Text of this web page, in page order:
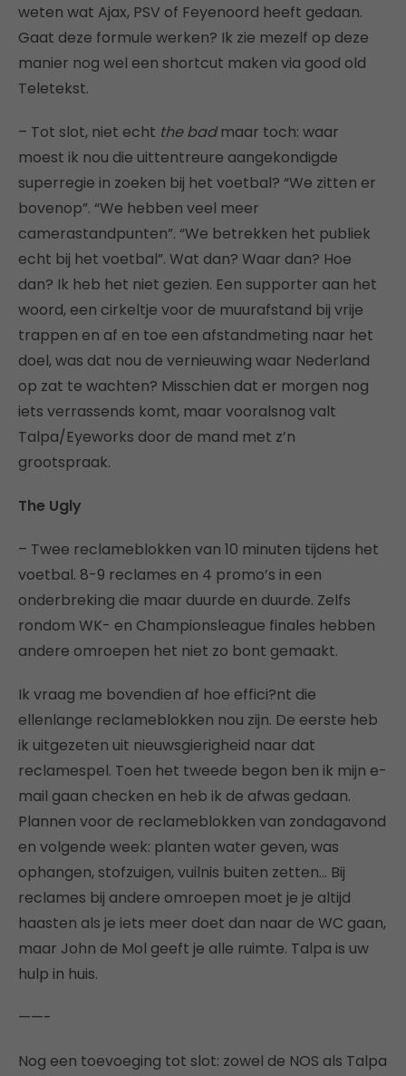
weten wat Ajax, PSV of Feyenoord heeft gedaan.
Gaat deze formule werken? Ik zie mezelf op deze
manier nog wel een shortcut maken via good old
Teletekst.
– Tot slot, niet echt the badmaar toch: waar
moest ik nou die uittentreure aangekondigde
superregie in zoeken bij het voetbal? “We zitten er
bovenop”. “We hebben veel meer
camerastandpunten”. “We betrekken het publiek
echt bij het voetbal”. Wat dan? Waar dan? Hoe
dan? Ik heb het niet gezien. Een supporter aan het
woord, een cirkeltje voor de muurafstand bij vrije
trappen en af en toe een afstandmeting naar het
doel, was dat nou de vernieuwing waar Nederland
op zat te wachten? Misschien dat er morgen nog
iets verrassends komt, maar vooralsnog valt
Talpa/Eyeworks door de mand met z’n
grootspraak.
The Ugly
– Twee reclameblokken van 10 minuten tijdens het
voetbal. 8-9 reclames en 4 promo’s in een
onderbreking die maar duurde en duurde. Zelfs
rondom WK- en Championsleague finales hebben
andere omroepen het niet zo bont gemaakt.
Ik vraag me bovendien af hoe effici?nt die
ellenlange reclameblokken nou zijn. De eerste heb
ik uitgezeten uit nieuwsgierigheid naar dat
reclamespel. Toen het tweede begon ben ik mijn e-
mail gaan checken en heb ik de afwas gedaan.
Plannen voor de reclameblokken van zondagavond
en volgende week: planten water geven, was
ophangen, stofzuigen, vuilnis buiten zetten… Bij
reclames bij andere omroepen moet je je altijd
haasten als je iets meer doet dan naar de WC gaan,
maar John de Mol geeft je alle ruimte. Talpa is uw
hulp in huis.
——-
Nog een toevoeging tot slot: zowel de NOS als Talpa